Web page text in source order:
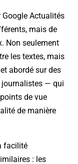
Google Actualités
mais de
Non seulement
les textes, mais
abordé sur des
journalistes — qui
de vue
de manière
facilité
: les